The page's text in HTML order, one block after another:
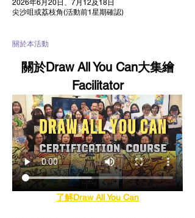
2026年6月20日、7月12及18日
尖沙咀或荔枝角(活動前1星期確認)
關於本活動
關於Draw All You Can大集繪
Facilitator
了解Draw All You Can